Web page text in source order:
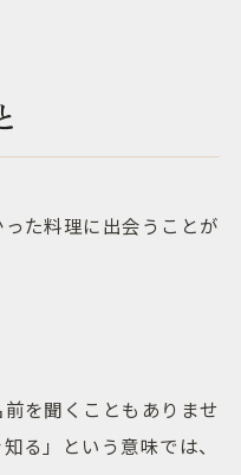
た料理に出会うことが
を聞くこともありませ
る」という意味では、